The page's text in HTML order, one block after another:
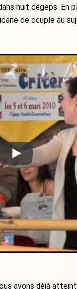
huit cégeps. En
de couple au
avons déjà